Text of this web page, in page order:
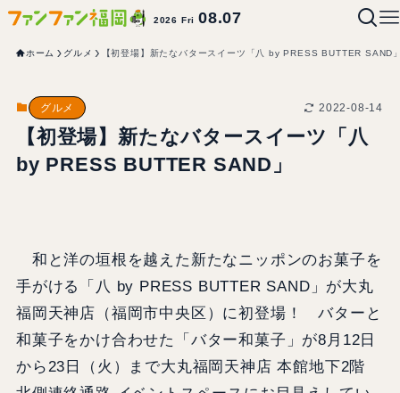
2026 Fri08.07
ホーム グルメ 【初登場】新たなバタースイーツ「八 by PRESS BUTTER SAND
グルメ 2022-08-14
【初登場】新たなバタースイーツ「八
by PRESS BUTTER SAND」
和と洋の垣根を越えた新たなニッポンのお菓子を
手がける「八 by PRESS BUTTER SAND」が大丸
福岡天神店（福岡市中央区）に初登場！ バターと
和菓子をかけ合わせた「バター和菓子」が8月12日
から23日（火）まで大丸福岡天神店 本館地下2階